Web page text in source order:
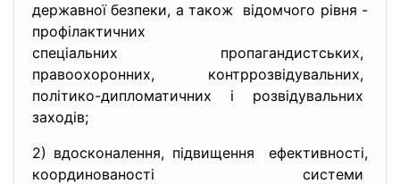
державної безпеки, а також відомчого рівня -
профілактичних
спеціальних пропагандистських,
правоохоронних, контррозвідувальних,
політико-дипломатичних і розвідувальних
заходів;
2) вдосконалення, підвищення ефективності,
координованості системи